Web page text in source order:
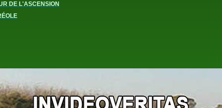
DE L'ASCENSION